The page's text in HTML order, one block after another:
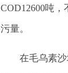
COD12600吨
污量。
在毛乌素沙地